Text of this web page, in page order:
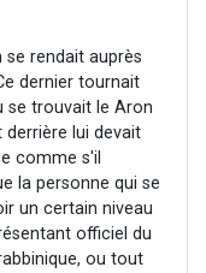
rendait auprès
dernier tournait
se trouvait le Aron
lui devait
comme s'il
la personne qui se
un certain niveau
officiel du
ou tout